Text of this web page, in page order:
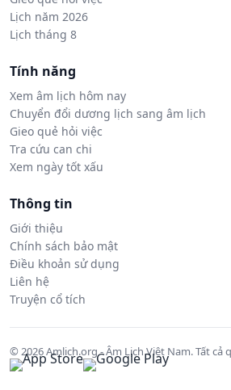
Lịch năm 2026
Lịch tháng 8
Tính năng
Xem âm lịch hôm nay
Chuyển đổi dương lịch sang âm lịch
Gieo quẻ hỏi việc
Tra cứu can chi
Xem ngày tốt xấu
Thông tin
Giới thiệu
Chính sách bảo mật
Điều khoản sử dụng
Liên hệ
Truyện cổ tích
© 2026 Amlich.org - Âm Lịch Việt Nam. Tất cả